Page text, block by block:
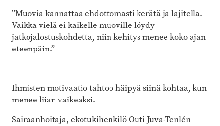
”Muovia kannattaa ehdottomasti kerätä ja lajitella.
Vaikka vielä ei kaikelle muoville löydy
jatkojalostuskohdetta, niin kehitys menee koko ajan
eteenpäin.”
Ihmisten motivaatio tahtoo häipyä siinä kohtaa, kun
menee liian vaikeaksi.
Sairaanhoitaja, ekotukihenkilö Outi Juva-Tenlén